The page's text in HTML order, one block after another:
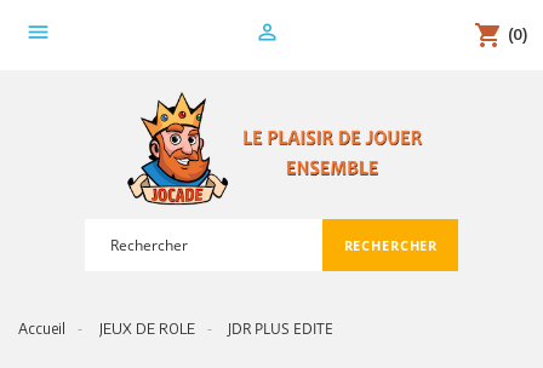
menu person_outline shopping_cart (0)
search
RECHERCHER
Accueil JEUX DE ROLE JDR PLUS EDITE